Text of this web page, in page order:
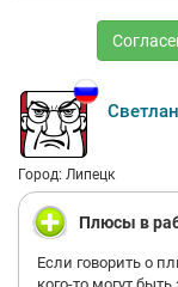
Город: Липецк
Плюсы в
Если говорить о